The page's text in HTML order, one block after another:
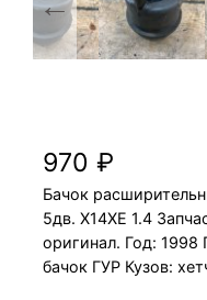
970₽
Бачок
5дв. X14XE 1.4
оригинал. Год:
бачок ГУР Кузов: